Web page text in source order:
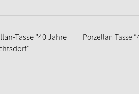
Porzellan-Tasse